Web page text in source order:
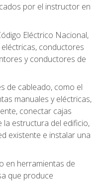
por el instructor en
Eléctrico Nacional,
conductores
y conductores de
de cableado, como el
manuales y eléctricas,
conectar cajas
la estructura del edificio,
existente e instalar una
en herramientas de
que produce